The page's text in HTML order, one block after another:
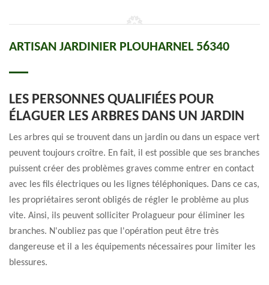
ARTISAN JARDINIER PLOUHARNEL 56340
LES PERSONNES QUALIFIÉES POUR
ÉLAGUER LES ARBRES DANS UN JARDIN
Les arbres qui se trouvent dans un jardin ou dans un espace vert
peuvent toujours croître. En fait, il est possible que ses branches
puissent créer des problèmes graves comme entrer en contact
avec les fils électriques ou les lignes téléphoniques. Dans ce cas,
les propriétaires seront obligés de régler le problème au plus
vite. Ainsi, ils peuvent solliciter Prolagueur pour éliminer les
branches. N'oubliez pas que l'opération peut être très
dangereuse et il a les équipements nécessaires pour limiter les
blessures.